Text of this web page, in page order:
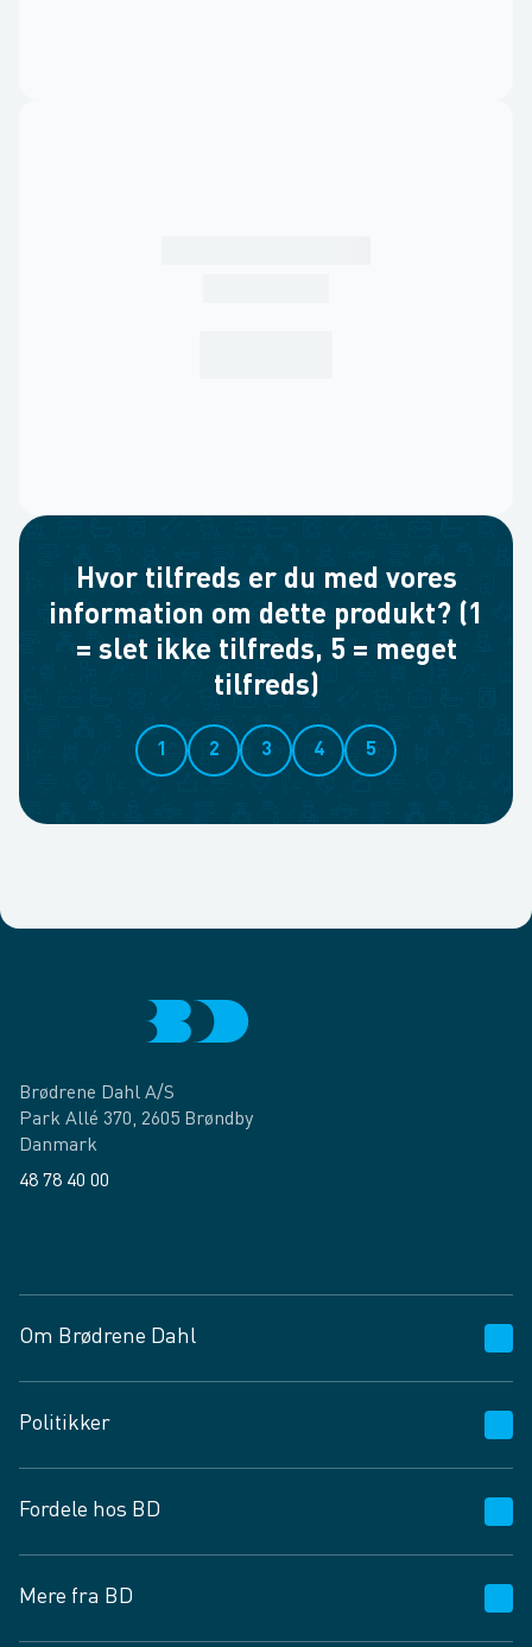
Hvor tilfreds er du med vores
information om dette produkt? (1
= slet ikke tilfreds, 5 = meget
tilfreds)
1 2 3 4 5
Brødrene Dahl A/S
Park Allé 370, 2605 Brøndby
Danmark
48 78 40 00
Om Brødrene Dahl
Vagttelefon 30 10 89 89
Spørgsmål og svar
Job og karriere
Fødevarekontrolrapport
Politikker
Privatlivspolitik
Cookies
Vilkår og betingelser
Fordele hos BD
BD app
Mere fra BD